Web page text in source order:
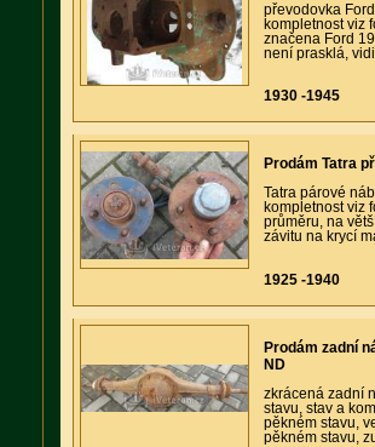
převodovka
kompletnost viz
značena Ford
není prasklá,
1930 -1945
Prodám Tatra
Tatra párové
kompletnost viz
průměru, na
závitu na krycí
1925 -1940
Prodám zadní
ND
zkrácená zadní
stavu, stav a
pěkném stavu,
pěkném stavu,